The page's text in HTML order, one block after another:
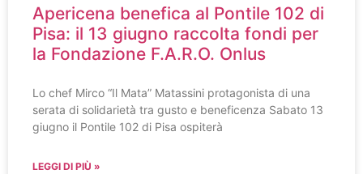
Apericena benefica al Pontile 102 di
Pisa: il 13 giugno raccolta fondi per
la Fondazione F.A.R.O. Onlus
Lo chef Mirco “Il Mata” Matassini protagonista di una
serata di solidarietà tra gusto e beneficenza Sabato 13
giugno il Pontile 102 di Pisa ospiterà
LEGGI DI PIÙ »